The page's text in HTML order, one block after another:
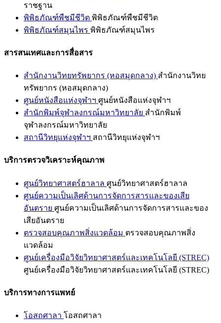
ราชฐาน
พิพิธภัณฑ์พืชมีชีวิต พิพิธภัณฑ์พืชมีชีวิต
พิพิธภัณฑ์สมุนไพร พิพิธภัณฑ์สมุนไพร
สารสนเทศและการสื่อสาร
สำนักงานวิทยทรัพยากร (หอสมุดกลาง) สำนักงานวิทย
ทรัพยากร (หอสมุดกลาง)
ศูนย์หนังสือแห่งจุฬาฯ ศูนย์หนังสือแห่งจุฬาฯ
สำนักพิมพ์จุฬาลงกรณ์มหาวิทยาลัย สำนักพิมพ์
จุฬาลงกรณ์มหาวิทยาลัย
สถานีวิทยุแห่งจุฬาฯ สถานีวิทยุแห่งจุฬาฯ
บริการตรวจวิเคราะห์คุณภาพ
ศูนย์วิทยาศาสตร์ฮาลาล ศูนย์วิทยาศาสตร์ฮาลาล
ศูนย์ความเป็นเลิศด้านการจัดการสารและของเสีย
อันตราย ศูนย์ความเป็นเลิศด้านการจัดการสารและของ
เสียอันตราย
ตรวจสอบคุณภาพสิ่งแวดล้อม ตรวจสอบคุณภาพสิ่ง
แวดล้อม
ศูนย์เครื่องมือวิจัยวิทยาศาสตร์และเทคโนโลยี (STREC)
ศูนย์เครื่องมือวิจัยวิทยาศาสตร์และเทคโนโลยี (STREC)
บริการทางการแพทย์
โอสถศาลา โอสถศาลา